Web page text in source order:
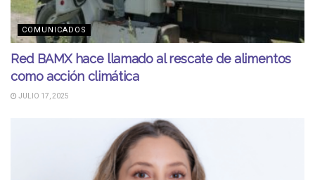
COMUNICADOS
Red BAMX hace llamado al rescate de alimentos
como acción climática
JULIO 17, 2025